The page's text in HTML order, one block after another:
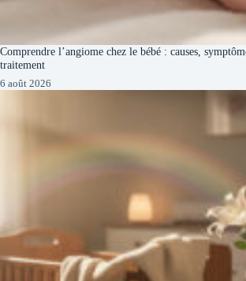
Comprendre l’angiome chez le bébé : causes,
traitement
6 août 2026